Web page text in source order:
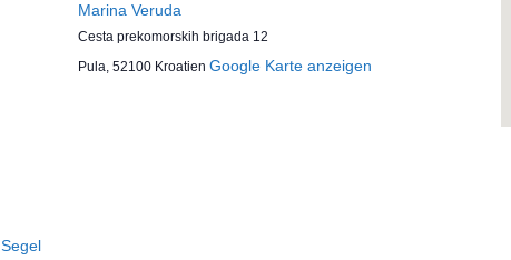
Segel
Marina Veruda
Cesta prekomorskih brigada 12
Pula, 52100 Kroatien Google Karte anzeigen